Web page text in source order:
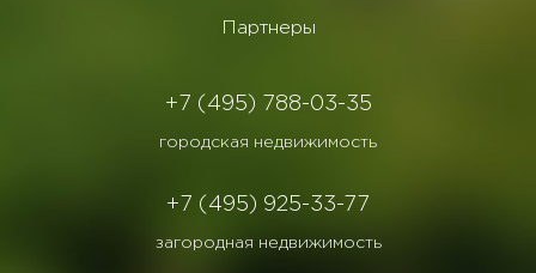
Партнеры
+7 (495) 788-03-35
городская недвижимость
+7 (495) 925-33-77
загородная недвижимость